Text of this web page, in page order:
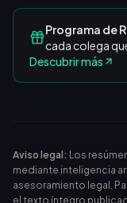
Programa de
cada colega
Descubrir más
Aviso legal: Los
mediante inteligencia
asesoramiento legal.
el texto íntegro